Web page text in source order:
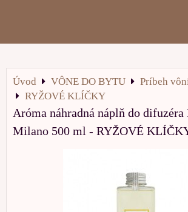
Úvod VÔNE DO BYTU
Príbeh
RYŽOVÉ KLÍČKY
Aróma náhradná náplň do difuzéra
Milano 500 ml - RYŽOVÉ